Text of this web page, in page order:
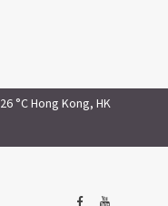
26 °CHong Kong, HK